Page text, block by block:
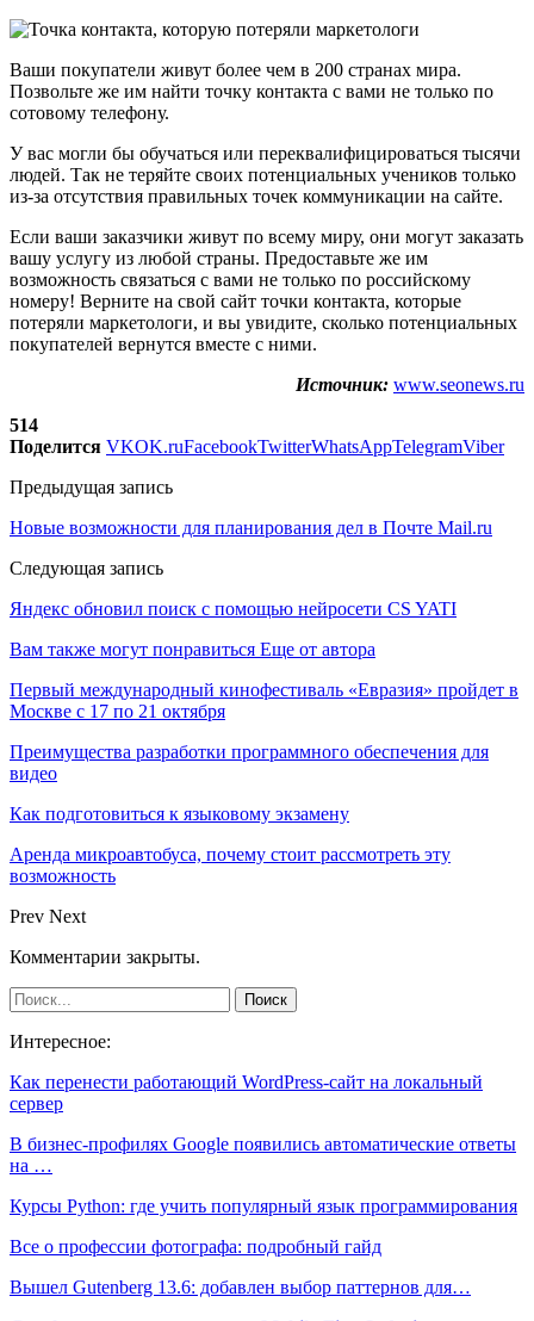
Ваши покупатели живут более чем в 200 странах мира.
Позвольте же им найти точку контакта с вами не только по
сотовому телефону.
У вас могли бы обучаться или переквалифицироваться тысячи
людей. Так не теряйте своих потенциальных учеников только
из-за отсутствия правильных точек коммуникации на сайте.
Если ваши заказчики живут по всему миру, они могут заказать
вашу услугу из любой страны. Предоставьте же им
возможность связаться с вами не только по российскому
номеру! Верните на свой сайт точки контакта, которые
потеряли маркетологи, и вы увидите, сколько потенциальных
покупателей вернутся вместе с ними.
Источник: www.seonews.ru
514
Поделится VKOK.ruFacebookTwitterWhatsAppTelegramViber
Предыдущая запись
Новые возможности для планирования дел в Почте Mail.ru
Следующая запись
Яндекс обновил поиск с помощью нейросети CS YATI
Вам также могут понравиться Еще от автора
Первый международный кинофестиваль «Евразия» пройдет в
Москве с 17 по 21 октября
Преимущества разработки программного обеспечения для
видео
Как подготовиться к языковому экзамену
Аренда микроавтобуса, почему стоит рассмотреть эту
возможность
Prev Next
Комментарии закрыты.
Интересное:
Как перенести работающий WordPress-сайт на локальный
сервер
В бизнес-профилях Google появились автоматические ответы
на …
Курсы Python: где учить популярный язык программирования
Все о профессии фотографа: подробный гайд
Вышел Gutenberg 13.6: добавлен выбор паттернов для…